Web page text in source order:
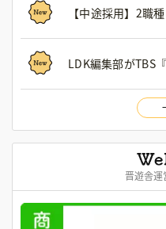
【中途採用】2職
LDK編集部がTBS
晋遊舎運